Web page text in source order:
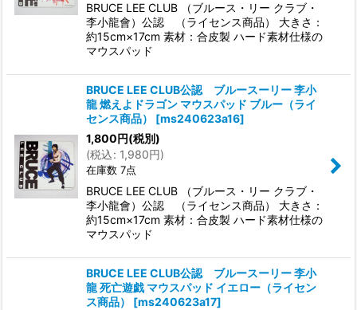
BRUCE LEE CLUB （ブルース・リー クラブ・
李小龍會）公認 （ライセンス商品） 大きさ：
約15cm×17cm 素材：合皮製 ハード素材仕様の
マウスパッド
BRUCE LEE CLUB公認 ブルースーリー 李小
龍 燃えよドラゴン マウスパッド ブルー（ライ
センス商品）
[ms240623a16]
1,800円(税別)
(税込: 1,980円)
在庫数 7点
BRUCE LEE CLUB （ブルース・リー クラブ・
李小龍會）公認 （ライセンス商品） 大きさ：
約15cm×17cm 素材：合皮製 ハード素材仕様の
マウスパッド
BRUCE LEE CLUB公認 ブルースーリー 李小
龍 死亡遊戯 マウスパッド イエロー（ライセン
ス商品）
[ms240623a17]